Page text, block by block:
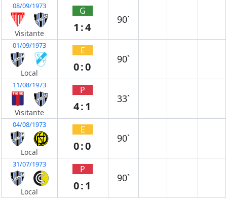
08/09/1973
Visitante
G
1:4
90`
01/09/1973
Local
E
0:0
90`
11/08/1973
Visitante
P
4:1
33`
04/08/1973
Local
E
0:0
90`
31/07/1973
Local
P
0:1
90`